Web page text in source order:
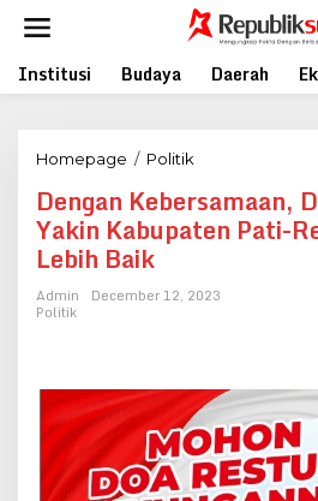
Institusi Budaya Daerah
Homepage / Politik
Deddy
Gunawan
:
Kabupaten
Baik
Dengan Kebersamaan,
Yakin Kabupaten Pati-
Lebih Baik
Admin December 12, 2023
Politik